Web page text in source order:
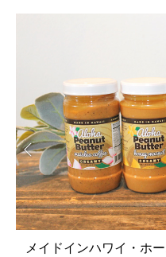
メイドインハワイ・ホ